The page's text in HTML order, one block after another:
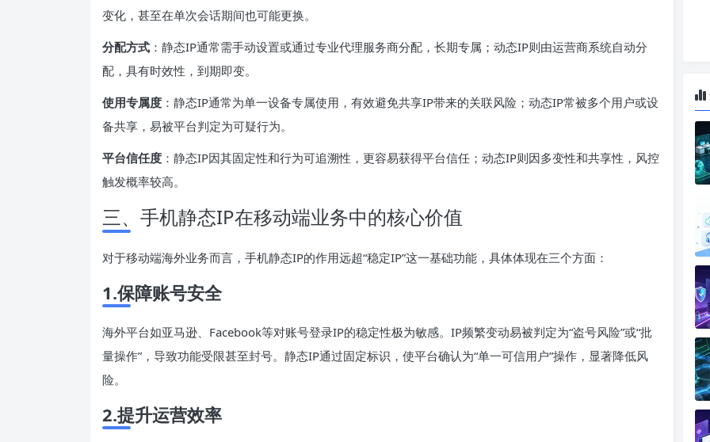
变化，甚至在单次会话期间也可能更换。
分配方式 ：静态IP通常需手动设置或通过专业代理服务商分配，长期专属；动态IP则由运营商系统自动分
配，具有时效性，到期即变。
使用专属度 ：静态IP通常为单一设备专属使用，有效避免共享IP带来的关联风险；动态IP常被多个用户或设
备共享，易被平台判定为可疑行为。
平台信任度 ：静态IP因其固定性和行为可追溯性，更容易获得平台信任；动态IP则因多变性和共享性，风控
触发概率较高。
三、手机静态IP在移动端业务中的核心价值
对于移动端海外业务而言，手机静态IP的作用远超“稳定IP”这一基础功能，具体体现在三个方面：
1.保障账号安全
海外平台如亚马逊、Facebook等对账号登录IP的稳定性极为敏感。IP频繁变动易被判定为“盗号风险”或“批
量操作”，导致功能受限甚至封号。静态IP通过固定标识，使平台确认为“单一可信用户”操作，显著降低风
险。
2.提升运营效率